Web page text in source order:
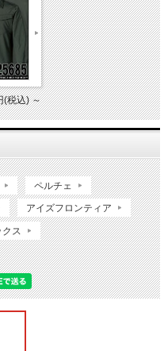
(税込)～
ペルチェ
アイズフロンティア
クス